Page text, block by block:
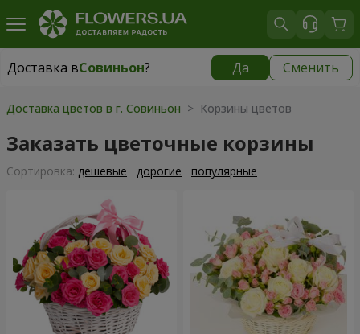
Доставка вСовиньон? Да Сменить
Доставка вСовиньон|
Доставка цветов в г. Совиньон > Корзины цветов
Заказать цветочные корзины
Cортировка: дешевые дорогие популярные